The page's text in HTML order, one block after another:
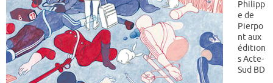
Philipp
e de
Pierpo
nt aux
édition
s Acte-
Sud BD